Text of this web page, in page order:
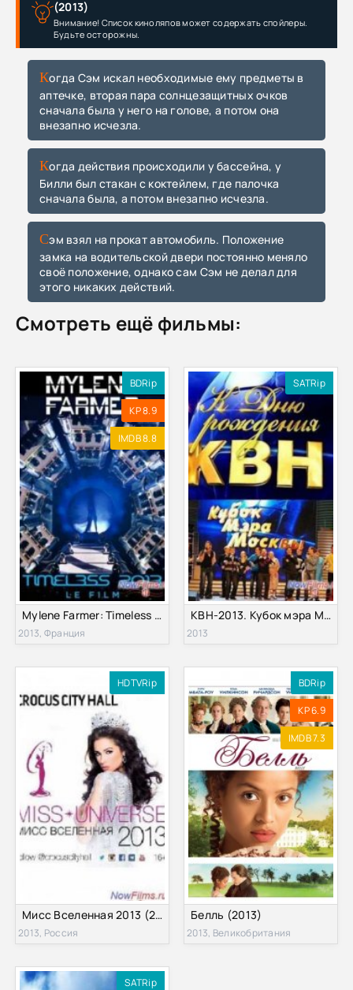
(2013)
Внимание! Список киноляпов может содержать спойлеры.
Будьте осторожны.
Когда Сэм искал необходимые ему предметы в
аптечке, вторая пара солнцезащитных очков
сначала была у него на голове, а потом она
внезапно исчезла.
Когда действия происходили у бассейна, у
Билли был стакан с коктейлем, где палочка
сначала была, а потом внезапно исчезла.
Сэм взял на прокат автомобиль. Положение
замка на водительской двери постоянно меняло
своё положение, однако сам Сэм не делал для
этого никаких действий.
Смотреть ещё фильмы:
BDRip
KP 8.9
IMDB 8.8
Mylene Farmer: Timeless 2013 - Le Film (2013)
2013, Франция
SATRip
КВН-2013. Кубок мэра Москвы (2013)
2013
HDTVRip
Мисс Вселенная 2013 (2013)
2013, Россия
BDRip
KP 6.9
IMDB 7.3
Белль (2013)
2013, Великобритания
SATRip